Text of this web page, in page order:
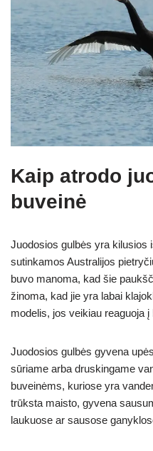
Kaip atrodo
buveinė
Juodosios gulbės yra kilusios
sutinkamos Australijos
buvo manoma, kad šie
žinoma, kad jie yra labai
modelis, jos veikiau reaguoja
Juodosios gulbės gyvena
sūriame arba druskingame
buveinėms, kuriose yra
trūksta maisto, gyvena
laukuose ar sausose